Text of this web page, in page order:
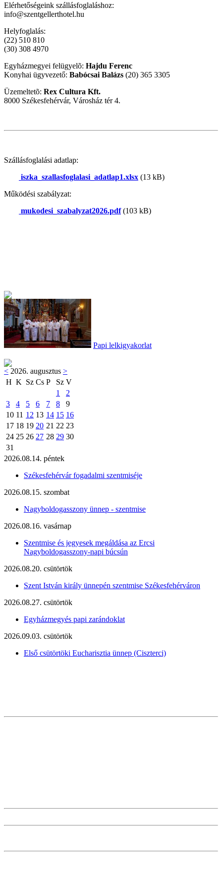
Elérhetőségeink szállásfoglaláshoz:
info@szentgellerthotel.hu
Helyfoglalás:
(22) 510 810
(30) 308 4970
Egyházmegyei felügyelõ: Hajdu Ferenc
Konyhai ügyvezető: Babócsai Balázs (20) 365 3305
Üzemeltetõ: Rex Cultura Kft.
8000 Székesfehérvár, Városház tér 4.
Szállásfoglalási adatlap:
iszka_szallasfoglalasi_adatlap1.xlsx (13 kB)
Működési szabályzat:
mukodesi_szabalyzat2026.pdf(103 kB)
Papi lelkigyakorlat
< 2026. augusztus >
H K Sz Cs P Sz V
1
2
3
4 5 6 7 8
9
10 11 12 13 14 15 16
17 18 19 20 21 22 23
24 25 26 27 28 29 30
31
2026.08.14. péntek
Székesfehérvár fogadalmi szentmiséje
2026.08.15. szombat
Nagyboldogasszony ünnep - szentmise
2026.08.16. vasárnap
Szentmise és jegyesek megáldása az Ercsi
Nagyboldogasszony-napi búcsún
2026.08.20. csütörtök
Szent István király ünnepén szentmise Székesfehérváron
2026.08.27. csütörtök
Egyházmegyés papi zarándoklat
2026.09.03. csütörtök
Első csütörtöki Eucharisztia ünnep (Ciszterci)